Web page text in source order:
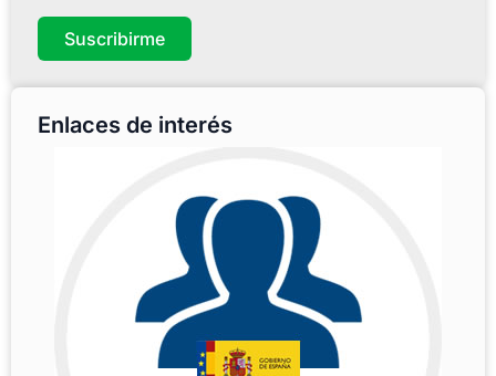
Suscribirme
Enlaces de interés